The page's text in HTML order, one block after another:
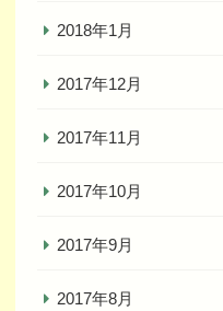
2018年1月
2017年12月
2017年11月
2017年10月
2017年9月
2017年8月